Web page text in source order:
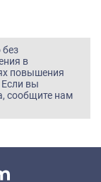
без
в
повышения
Если вы
сообщите нам